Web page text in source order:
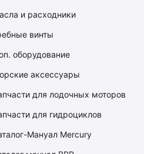
и расходники
винты
оборудование
аксессуары
для лодочных моторов
для гидроциклов
Мануал Mercury